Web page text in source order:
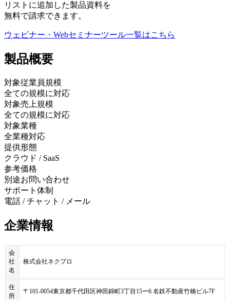
リストに追加した製品資料を
無料で請求できます。
ウェビナー・Webセミナーツール一覧はこちら
製品概要
対象従業員規模
全ての規模に対応
対象売上規模
全ての規模に対応
対象業種
全業種対応
提供形態
クラウド / SaaS
参考価格
別途お問い合わせ
サポート体制
電話 / チャット / メール
企業情報
会
社
名
株式会社ネクプロ
住
所
〒101-0054東京都千代田区神田錦町3丁目15ー6 名鉄不動産竹橋ビル7F